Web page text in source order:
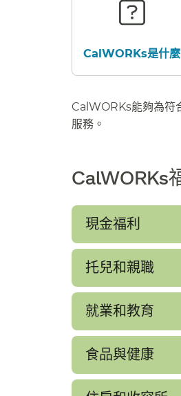
CalWORKs是什麼​​
CalWORKs能夠為符
服務。​​
CalWORKs
現金福利​​
托兒和親職​​
就業和教育​​
食品與健康​​